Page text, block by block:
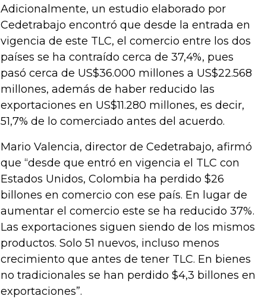
Adicionalmente, un estudio elaborado por
Cedetrabajo encontró que desde la entrada en
vigencia de este TLC, el comercio entre los dos
países se ha contraído cerca de 37,4%, pues
pasó cerca de US$36.000 millones a US$22.568
millones, además de haber reducido las
exportaciones en US$11.280 millones, es decir,
51,7% de lo comerciado antes del acuerdo.
Mario Valencia, director de Cedetrabajo, afirmó
que “desde que entró en vigencia el TLC con
Estados Unidos, Colombia ha perdido $26
billones en comercio con ese país. En lugar de
aumentar el comercio este se ha reducido 37%.
Las exportaciones siguen siendo de los mismos
productos. Solo 51 nuevos, incluso menos
crecimiento que antes de tener TLC. En bienes
no tradicionales se han perdido $4,3 billones en
exportaciones”.